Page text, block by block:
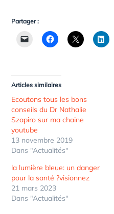
Partager :
Articles similaires
Ecoutons tous les bons
conseils du Dr Nathalie
Szapiro sur ma chaine
youtube
13 novembre 2019
Dans "Actualités"
la lumière bleue: un danger
pour la santé ?visionnez
21 mars 2023
Dans "Actualités"